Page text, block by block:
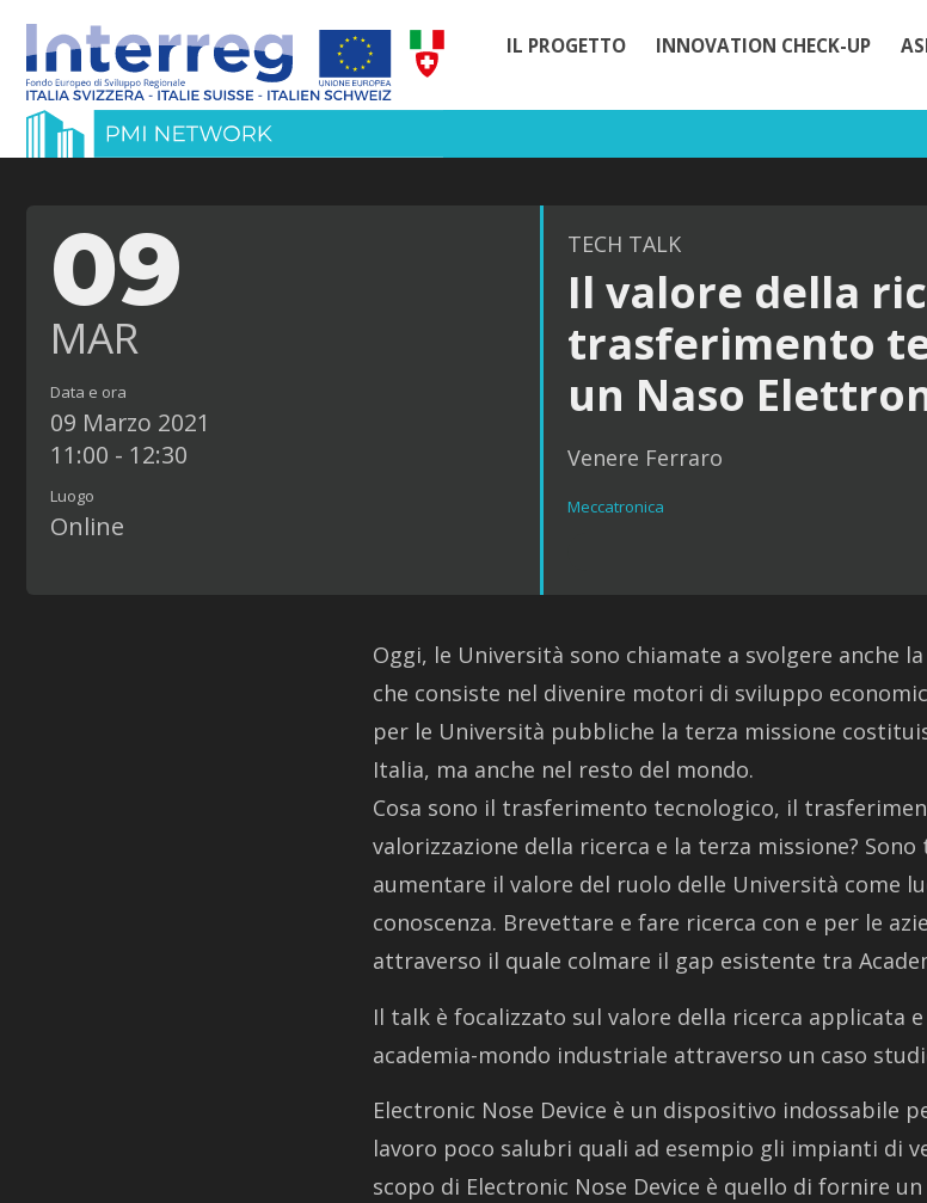
IL PROGETTO INNOVATION CHECK-UP
09
MAR
Data e ora
09 Marzo 2021
11:00 - 12:30
Luogo
Online
TECH TALK
Il valore della
trasferimento
un Naso
Venere Ferraro
Meccatronica
Oggi, le Università sono chiamate a svolgere anche
che consiste nel divenire motori di sviluppo
per le Università pubbliche la terza missione
Italia, ma anche nel resto del mondo.
Cosa sono il trasferimento tecnologico, il
valorizzazione della ricerca e la terza missione?
aumentare il valore del ruolo delle Università come
conoscenza. Brevettare e fare ricerca con e per le
attraverso il quale colmare il gap esistente tra
Il talk è focalizzato sul valore della ricerca applicata
academia-mondo industriale attraverso un caso
Electronic Nose Device è un dispositivo indossabile
lavoro poco salubri quali ad esempio gli impianti di
scopo di Electronic Nose Device è quello di fornire